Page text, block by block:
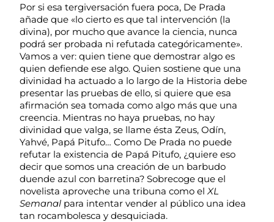
Por si esa tergiversación fuera poca, De Prada
añade que «lo cierto es que tal intervención (la
divina), por mucho que avance la ciencia, nunca
podrá ser probada ni refutada categóricamente».
Vamos a ver: quien tiene que demostrar algo es
quien defiende ese algo. Quien sostiene que una
divinidad ha actuado a lo largo de la Historia debe
presentar las pruebas de ello, si quiere que esa
afirmación sea tomada como algo más que una
creencia. Mientras no haya pruebas, no hay
divinidad que valga, se llame ésta Zeus, Odín,
Yahvé, Papá Pitufo… Como De Prada no puede
refutar la existencia de Papá Pitufo, ¿quiere eso
decir que somos una creación de un barbudo
duende azul con barretina? Sobrecoge que el
novelista aproveche una tribuna como el XL
Semanal para intentar vender al público una idea
tan rocambolesca y desquiciada.